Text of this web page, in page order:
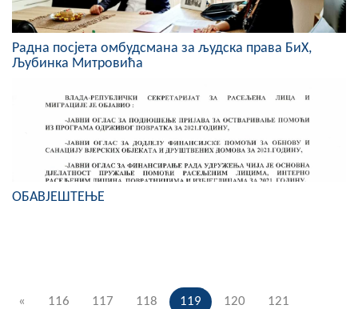
Радна посјета омбудсмана за људска права БиХ,
Љубинка Митровића
ОБАВЈЕШТЕЊЕ
« 116 117 118 119 120 121